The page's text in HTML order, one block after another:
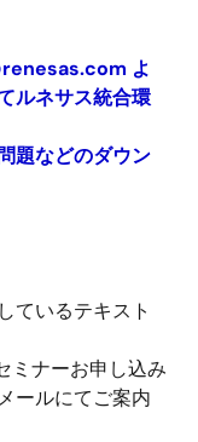
よ
ルネサス統合環
題などのダウン
ているテキスト
ミナーお申し込み
ールにてご案内